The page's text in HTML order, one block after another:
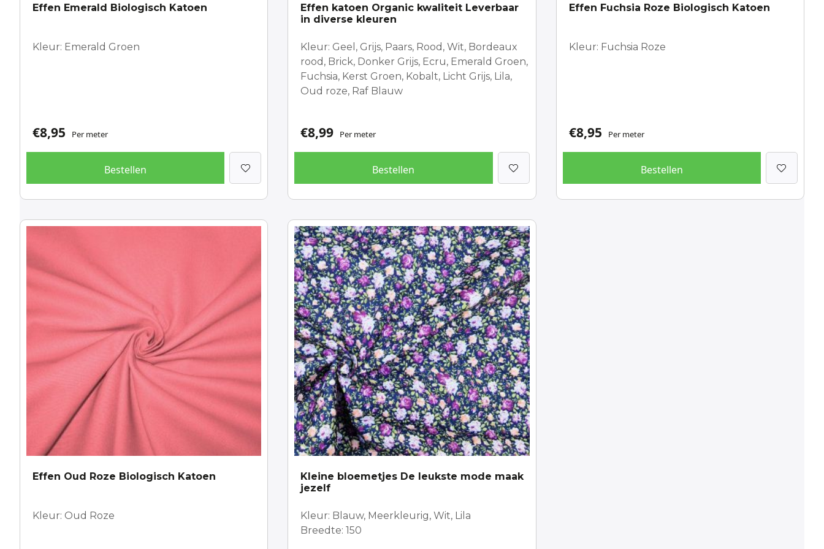
Effen Emerald Biologisch Katoen
Kleur: Emerald Groen
€8,95 Per meter
Bestellen
Effen katoen Organic kwaliteit Leverbaar
in diverse kleuren
Kleur: Geel, Grijs, Paars, Rood, Wit, Bordeaux
rood, Brick, Donker Grijs, Ecru, Emerald Groen,
Fuchsia, Kerst Groen, Kobalt, Licht Grijs, Lila,
Oud roze, Raf Blauw
€8,99 Per meter
Bestellen
Effen Fuchsia Roze Biologisch Katoen
Kleur: Fuchsia Roze
€8,95 Per meter
Bestellen
Effen Oud Roze Biologisch Katoen
Kleur: Oud Roze
Kleine bloemetjes De leukste mode maak
jezelf
Kleur: Blauw, Meerkleurig, Wit, Lila
Breedte: 150